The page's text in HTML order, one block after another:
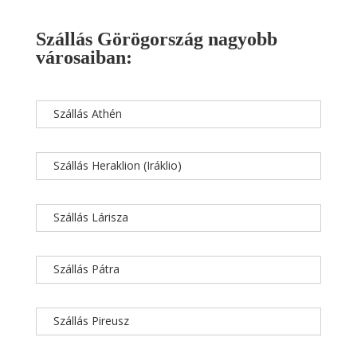
Szállás Görögország nagyobb
városaiban:
Szállás Athén
Szállás Heraklion (Iráklio)
Szállás Lárisza
Szállás Pátra
Szállás Pireusz